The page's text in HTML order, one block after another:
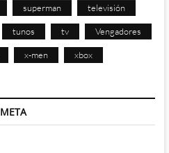
superman televisión
tunos tv Vengadores
x-men xbox
META